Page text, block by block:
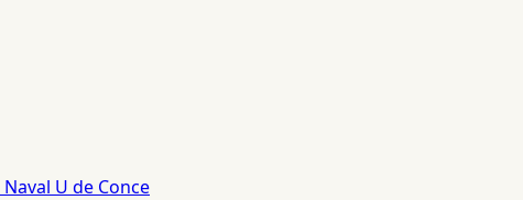
Naval U de Conce